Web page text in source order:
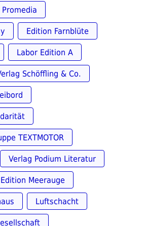
Promedia
Edition Farnblüte
Labor Edition A
Schöffling & Co.
TEXTMOTOR
Verlag Podium Literatur
Edition Meerauge
Luftschacht